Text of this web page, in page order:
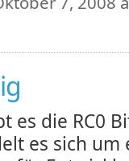
es die RC0
es sich um